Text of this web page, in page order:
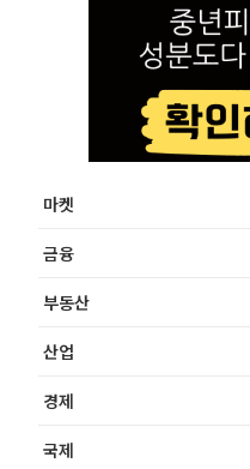
마켓
금융
부동산
산업
경제
국제